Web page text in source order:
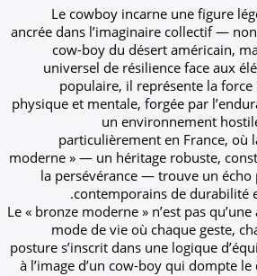
Le cowboy
ancrée dans
cow-boy du
universel de
populaire, il
physique et
un
moderne » — un
la
Le « bronze moderne
mode de vie
posture s’inscrit
à l’image d’un